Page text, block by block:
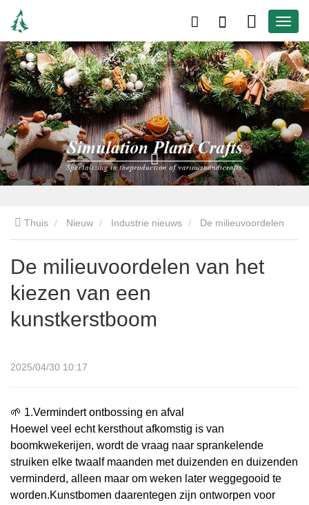
Thuis Nieuw Industrie nieuws
De milieuvoordelen van het
kiezen van een
kunstkerstboom
2025/04/30 10:17
🌱 1.Vermindert ontbossing en afval
Hoewel veel echt kersthout afkomstig is van
boomkwekerijen, wordt de vraag naar sprankelende
struiken elke twaalf maanden met duizenden en duizenden
verminderd, alleen maar om weken later weggegooid te
worden.Kunstbomen daarentegen zijn ontworpen voor